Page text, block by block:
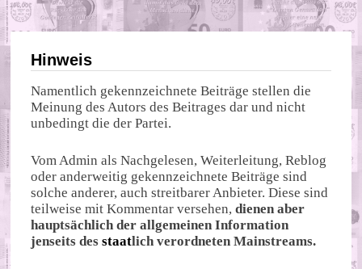
Hinweis
Namentlich gekennzeichnete Beiträge stellen die
Meinung des Autors des Beitrages dar und nicht
unbedingt die der Partei.
Vom Admin als Nachgelesen, Weiterleitung, Reblog
oder anderweitig gekennzeichnete Beiträge sind
solche anderer, auch streitbarer Anbieter. Diese sind
teilweise mit Kommentar versehen,dienen aber
hauptsächlich der allgemeinen Information
jenseits desstaatlich verordneten Mainstreams.